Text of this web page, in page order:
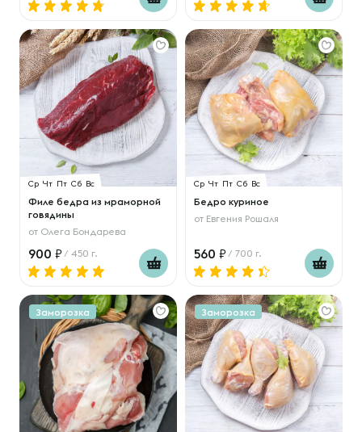
Ср Чт Пт Сб Вс
Филе бедра из мраморной
говядины
от Олега Бондарева
900 / 450 г.
Ср Чт Пт Сб Вс
Бедро куриное
от Евгения Рошаля
560 / 700 г.
Заморозка Заморозка